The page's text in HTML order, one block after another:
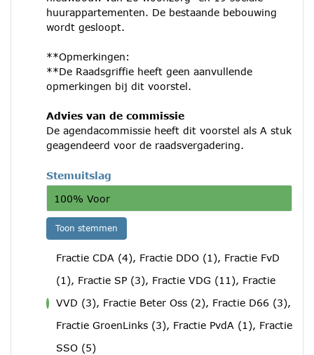
huurappartementen. De bestaande bebouwing
wordt gesloopt.
**Opmerkingen:
**De Raadsgriffie heeft geen aanvullende
opmerkingen bij dit voorstel.
Advies van de commissie
De agendacommissie heeft dit voorstel als A stuk
geagendeerd voor de raadsvergadering.
Stemuitslag
100% Voor
Toon stemmen
Fractie CDA (4), Fractie DDO (1), Fractie FvD
(1), Fractie SP (3), Fractie VDG (11), Fractie
VVD (3), Fractie Beter Oss (2), Fractie D66 (3),
Fractie GroenLinks (3), Fractie PvdA (1), Fractie
SSO (5)